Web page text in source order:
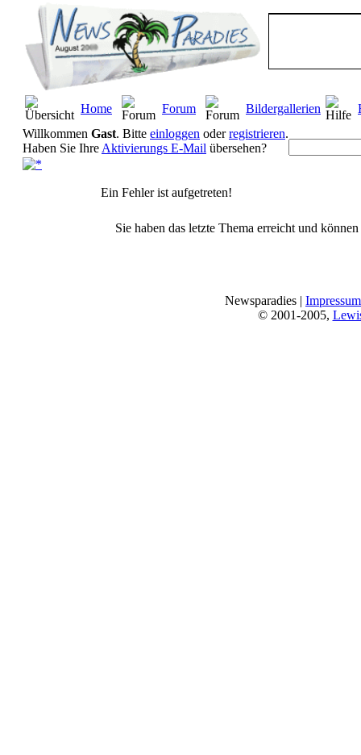
Home Forum Bildergallerien
Willkommen Gast. Bitte einloggen oderregistrieren.
Haben Sie Ihre Aktivierungs E-Mail übersehen?
Ein Fehler ist aufgetreten!
Sie haben das letzte Thema erreicht und
Newsparadies | Impressum
© 2001-2005,